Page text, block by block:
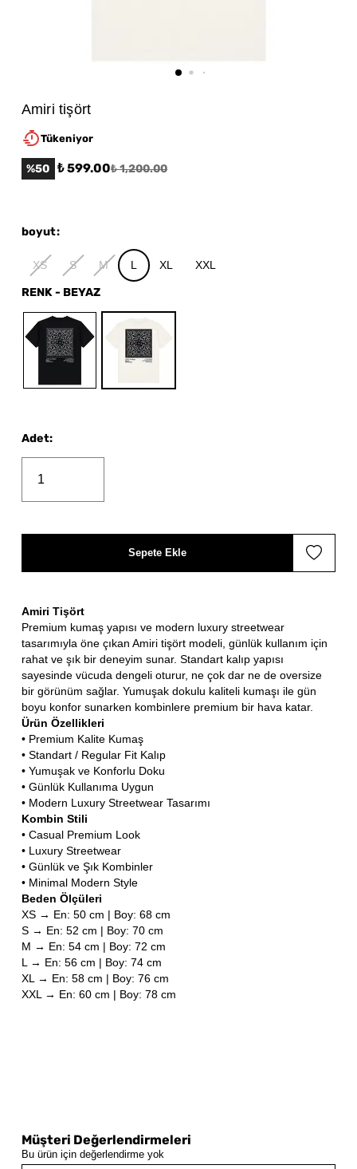
Amiri tişört
Tükeniyor
%50 ₺ 599.00₺ 1,200.00
Amiri Tişört
Premium kumaş yapısı ve modern luxury streetwear
tasarımıyla öne çıkan Amiri tişört modeli, günlük kullanım için
rahat ve şık bir deneyim sunar. Standart kalıp yapısı
sayesinde vücuda dengeli oturur, ne çok dar ne de oversize
bir görünüm sağlar. Yumuşak dokulu kaliteli kumaşı ile gün
boyu konfor sunarken kombinlere premium bir hava katar.
Ürün Özellikleri
• Premium Kalite Kumaş
• Standart / Regular Fit Kalıp
• Yumuşak ve Konforlu Doku
• Günlük Kullanıma Uygun
• Modern Luxury Streetwear Tasarımı
Kombin Stili
• Casual Premium Look
• Luxury Streetwear
• Günlük ve Şık Kombinler
• Minimal Modern Style
Beden Ölçüleri
XS → En: 50 cm | Boy: 68 cm
S → En: 52 cm | Boy: 70 cm
M → En: 54 cm | Boy: 72 cm
L → En: 56 cm | Boy: 74 cm
XL → En: 58 cm | Boy: 76 cm
XXL → En: 60 cm | Boy: 78 cm
boyut:
XS S M L XL XXL
RENK- BEYAZ
Adet:
Sepete Ekle
Müşteri Değerlendirmeleri
Bu ürün için değerlendirme yok